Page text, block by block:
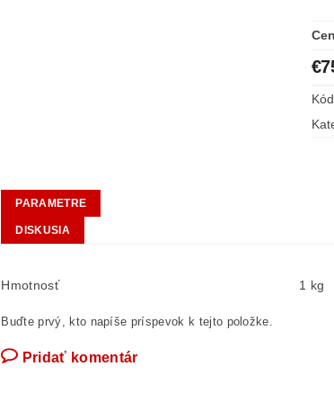
PARAMETRE
DISKUSIA
Hmotnosť 1 kg
Buďte prvý, kto napíše príspevok k tejto položke.
Pridať komentár